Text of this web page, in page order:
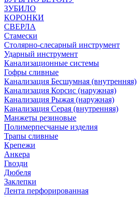
ЗУБИЛО
КОРОНКИ
СВЕРЛА
Стамески
Столярно-слесарный инструмент
Ударный инструмент
Канализационные системы
Гофры сливные
Канализация Бесшумная (внутренняя)
Канализация Корсис (наружная)
Канализация Рыжая (наружная)
Канализация Серая (внутренняя)
Манжеты резиновые
Полимерпесчаные изделия
Трапы сливные
Крепежи
Анкера
Гвозди
Дюбеля
Заклепки
Лента перфорированная